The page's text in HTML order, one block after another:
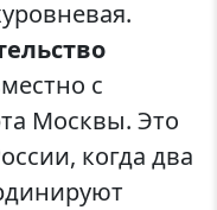
с
Москвы. Это
когда два